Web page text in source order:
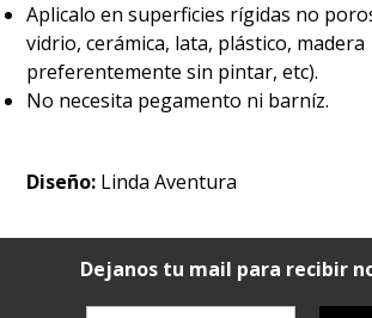
Aplicalo en superficies rígidas no
vidrio, cerámica, lata, plástico, madera
preferentemente sin pintar, etc).
No necesita pegamento ni barníz.
Diseño: Linda Aventura
Dejanos tu mail para recibir